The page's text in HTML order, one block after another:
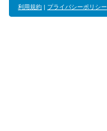
利用規約 | プライバシーポリシー